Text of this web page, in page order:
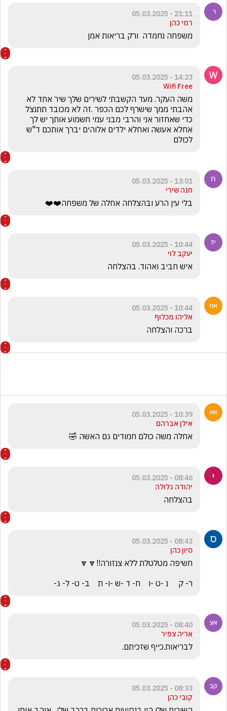
21:11 - 05.03.2025
רמי כהן
משפחה נחמדה  ורק בריאות אמן
14:23 - 05.03.2025
Wifi Free
לכולם
13:01 - 05.03.2025
חנה שירי
בלי עין הרע ובהצלחה אחלה של משפחה❤️❤️
10:44 - 05.03.2025
יעקב לוי
איש חביב ואהוד. בהצלחה
10:44 - 05.03.2025
אליהו מכלוף
ברכה והצלחה
10:39 - 05.03.2025
אילן אברהם
אחלה משה כולם חמודים גם האשה 🤣
08:46 - 05.03.2025
יהודה גלולה
בהצלחה
08:43 - 05.03.2025
סיון כהן
ר- ק     נ -ט -ו    ח- ד -ש -ו- ת    ב- ט- ל- ג-
08:40 - 05.03.2025
אריה צפיר
לבריאות.כייף שזכיתם.
08:33 - 05.03.2025
קובי כהן